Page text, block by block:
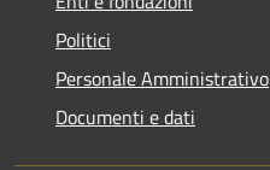
Politici
Personale Amministrativo
Documenti e dati